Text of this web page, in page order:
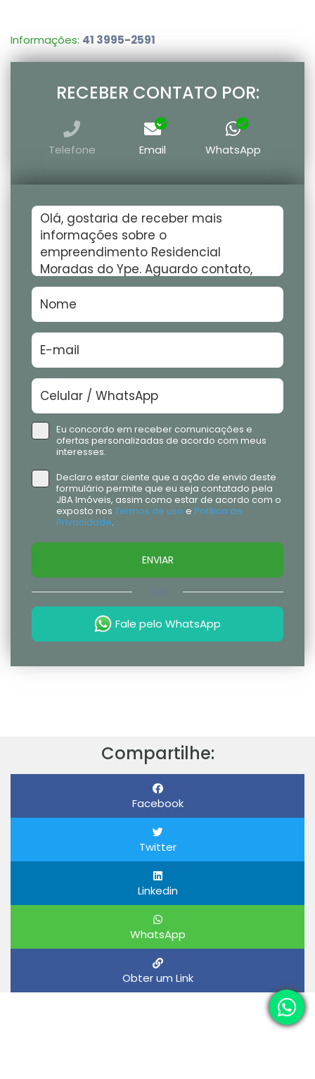
Informações: 41 3995-2591
RECEBER CONTATO POR:
Telefone Email WhatsApp
Eu concordo em receber comunicações e
ofertas personalizadas de acordo com meus
interesses.
Declaro estar ciente que a ação de envio deste
formulário permite que eu seja contatado pela
JBA Imóveis, assim como estar de acordo com o
exposto nos Termos de uso e Política de
Privacidade.
ENVIAR
OU
Fale pelo WhatsApp
Compartilhe:
Facebook
Twitter
Linkedin
WhatsApp
Obter um Link